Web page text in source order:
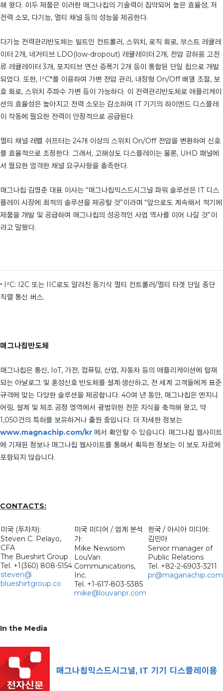
해 왔다. 이두 제품은 이러한 매그나칩의 기술력이 집약되어 높은 효율성, 저
전력 소모, 다기능, 멀티 채널 등의 성능을 제공한다.
다기능 전력관리반도체는 빌트인 컨트롤러, 스위치, 로직 회로, 부스트 레귤레
이터 2개, 네거티브 LDO(low-dropout) 레귤레이터 2개, 전압 강하용 고전
류 레귤레이터 3개, 포지티브 연산 증폭기 2개 등이 통합된 단일 칩으로 개발
되었다. 또한, I²C*를 이용하여 가변 전압 관리, 내장형 On/Off 배열 조절, 보
호 회로, 스위치 주파수 가변 등이 가능하다. 이 전력관리반도체로 애플리케이
션의 효율성은 높아지고 전력 소모는 감소하여 IT 기기의 하이엔드 디스플레
이 작동에 필요한 전력이 안정적으로 공급된다.
멀티 채널 레벨 쉬프터는 24개 이상의 스위치 On/Off 전압을 변환하여 신호
를 효율적으로 조정한다. 그래서, 고해상도 디스플레이는 물론, UHD 패널에
서 필요한 엄격한 채널 요구사항을 충족한다.
매그나칩 김영준 대표 이사는 “매그나칩믹스드시그널 파워 솔루션은 IT 디스
플레이 시장에 최적의 솔루션을 제공할 것”이라며 “앞으로도 계속해서 적기에
제품을 개발 및 공급하여 매그나칩의 성공적인 사업 역사를 이어 나갈 것”이
라고 말했다.
* I²C: I2C 또는 IIC로도 알려진 동기식 멀티 컨트롤러/멀티 타겟 단일 종단
직렬 통신 버스.
매그나칩반도체
매그나칩은 통신, IoT, 가전, 컴퓨팅, 산업, 자동차 등의 애플리케이션에 탑재
되는 아날로그 및 혼성신호 반도체를 설계·생산하고, 전 세계 고객들에게 표준
규격에 맞는 다양한 솔루션을 제공합니다. 40여 년 동안, 매그나칩은 엔지니
어링, 설계 및 제조 공정 영역에서 광범위한 전문 지식을 축적해 왔고, 약
1,050건의 특허를 보유하거나 출원 중입니다. 더 자세한 정보는
www.magnachip.com/kr 에서 확인할 수 있습니다. 매그나칩 웹사이트
에 기재된 정보나 매그나칩 웹사이트를 통해서 획득한 정보는 이 보도 자료에
포함되지 않습니다.
CONTACTS:
미국 (투자자):
Steven C. Pelayo,
CFA
The Bueshirt Group
Tel. +1(360) 808-5154
steven@
blueshirtgroup.co
미국 미디어 / 업계 분석
가:
Mike Newsom
LouVan
Communications,
Inc.
Tel. +1-617-803-5385
mike@louvanpr.com
한국 / 아시아 미디어:
김민아
Senior manager of
Public Relations
Tel. +82-2-6903-3211
pr@maganachip.com
In the Media
매그나칩믹스드시그널, IT 기기 디스플레이용